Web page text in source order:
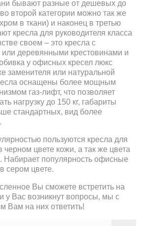
бывают разные от дешевых до
второй категории можно так же
в ткани) и наконец в третью
кресла для руководителя класса
своем – это кресла с
деревянными крестовинами и
у офисных кресел люкс
заменителя или натуральной
оснащены более мощным
газ-лифт, что позволяет
нагрузку до 150 кг, габариты
стандартных, вид более
пользуются кресла для
черном цвете кожи, а так же цвета
популярность офисные
сером цвете.
Вы сможете встретить на
у Вас возникнут вопросы, мы с
Вам на них ответить!